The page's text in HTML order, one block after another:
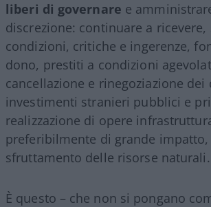
liberi di governare e
discrezione: continuare a ricevere,
condizioni, critiche e ingerenze,
dono, prestiti a condizioni
cancellazione e rinegoziazione dei
investimenti stranieri pubblici e
realizzazione di opere
preferibilmente di grande impatto,
sfruttamento delle risorse naturali.
È questo – che non si pongano